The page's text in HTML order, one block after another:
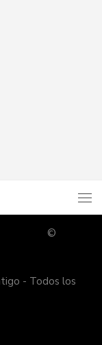
©
- Todos los